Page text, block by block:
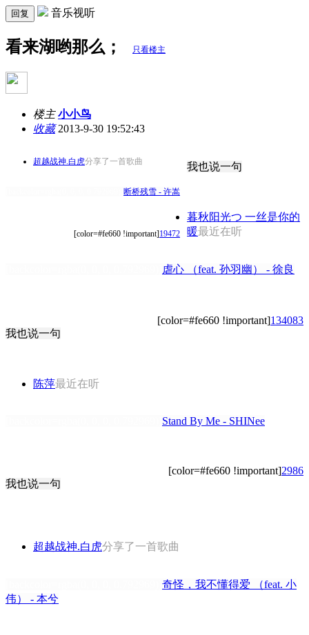
回复 音乐视听
看来湖哟那么； 只看楼主
楼主 小小鸟
收藏2013-9-30 19:52:43
超越战神.白虎分享了一首歌曲
断桥残雪 - 许嵩
[color=#fe660 !important]19472
我也说一句
暮秋阳光つ 一丝是你的
暖最近在听
虐心 （feat. 孙羽幽） - 徐良
[color=#fe660 !important]134083
我也说一句
陈萍最近在听
Stand By Me - SHINee
[color=#fe660 !important]2986
我也说一句
超越战神.白虎分享了一首歌曲
奇怪，我不懂得爱 （feat. 小
伟） - 本兮